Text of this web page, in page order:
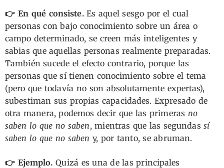
👉 En qué consiste. Es aquel sesgo por el cual
personas con bajo conocimiento sobre un área o
campo determinado, se creen más inteligentes y
sabias que aquellas personas realmente preparadas.
También sucede el efecto contrario, porque las
personas que sí tienen conocimiento sobre el tema
(pero que todavía no son absolutamente expertas),
subestiman sus propias capacidades. Expresado de
otra manera, podemos decir que las primeras no
saben lo que no saben, mientras que las segundassí
saben lo que no sabeny, por tanto, se abruman.
👉 Ejemplo. Quizá es una de las principales